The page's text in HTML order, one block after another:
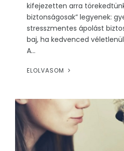
kifejezetten arra
biztonságosak” legyenek:
stresszmentes ápolást
baj, ha kedvenced
A...
ELOLVASOM